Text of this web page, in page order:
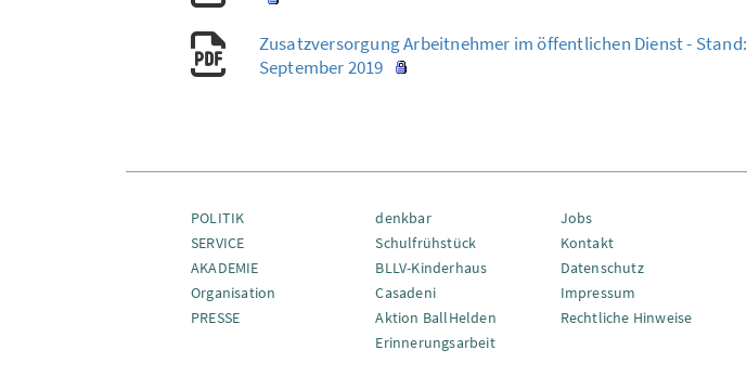
Zusatzversorgung Arbeitnehmer im öffentlichen Dienst - Stand:
September 2019
POLITIK
SERVICE
AKADEMIE
Organisation
PRESSE
denkbar
Schulfrühstück
BLLV-Kinderhaus
Casadeni
Aktion BallHelden
Erinnerungsarbeit
Jobs
Kontakt
Datenschutz
Impressum
Rechtliche Hinweise